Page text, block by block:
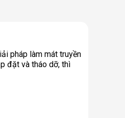
pháp làm mát truyền
đặt và tháo dỡ, thì